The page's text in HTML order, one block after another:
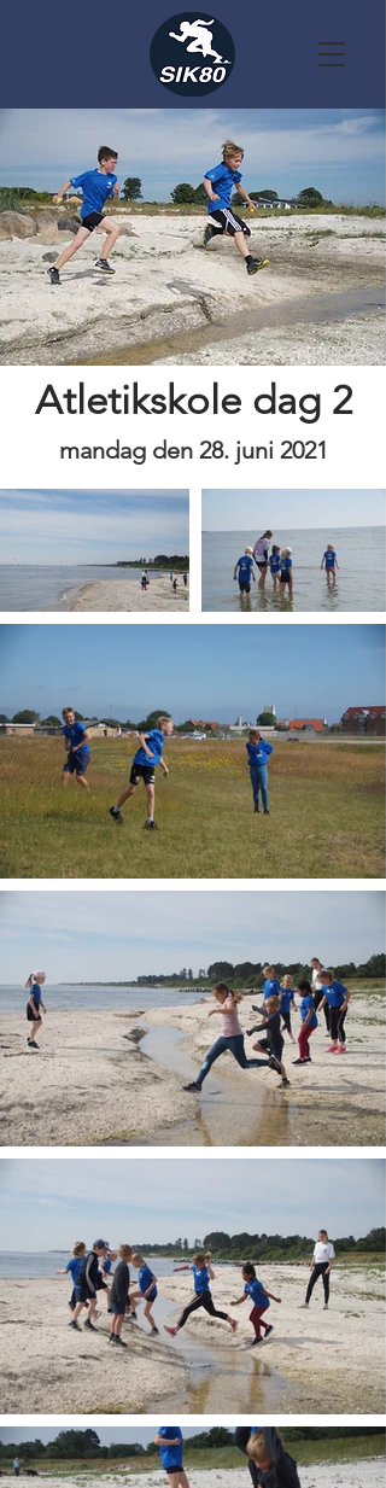
Atletikskole dag 2
mandag den 28. juni 2021